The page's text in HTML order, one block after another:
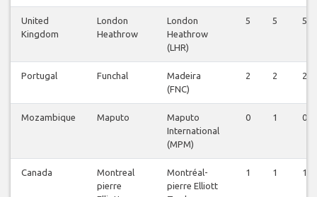
United
Kingdom
London
Heathrow
London
Heathrow
(LHR)
5 5 5
Portugal Funchal
Madeira
(FNC)
2 2 2
Mozambique Maputo
Maputo
International
(MPM)
0 1 0
Canada
Montreal
pierre
Montréal-
pierre Elliott
1 1 1